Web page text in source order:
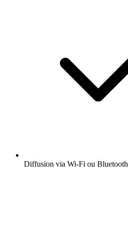
Diffusion via Wi-Fi ou Bluetooth